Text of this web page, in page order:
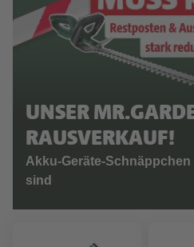
UNSER
RAUSVERKAUF!
Akku-Geräte-
sind